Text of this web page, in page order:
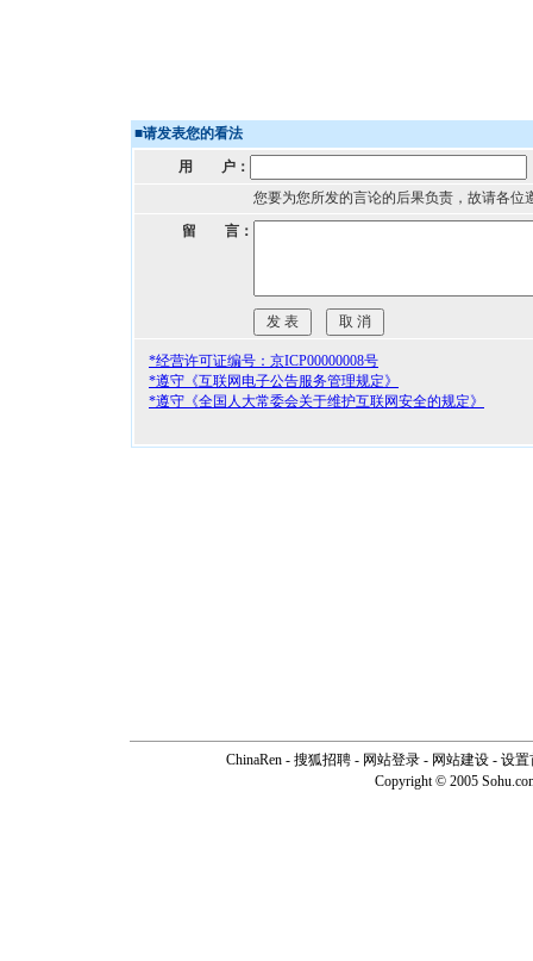
■请发表您的看法
用 户：
您要为您所发的言论的后果负责，故请各位
留 言：
*经营许可证编号：京ICP00000008号
*遵守《互联网电子公告服务管理规定》
*遵守《全国人大常委会关于维护互联网安全的规定》
ChinaRen - 搜狐招聘 - 网站登录 - 网站建设 - 设置
Copyright © 2005